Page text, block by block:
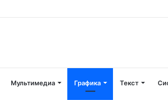
Мультимедиа Графика Текст